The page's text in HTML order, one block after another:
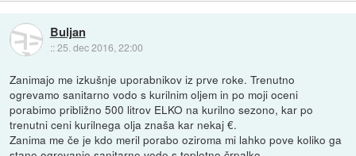
Buljan
::25. dec 2016, 22:00
Zanimajo me izkušnje uporabnikov iz prve roke. Trenutno
ogrevamo sanitarno vodo s kurilnim oljem in po moji oceni
porabimo približno 500 litrov ELKO na kurilno sezono, kar po
trenutni ceni kurilnega olja znaša kar nekaj €.
Zanima me če je kdo meril porabo oziroma mi lahko pove koliko ga